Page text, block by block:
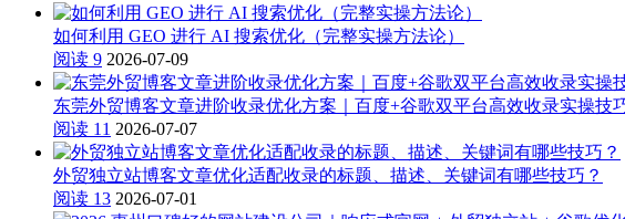
如何利用 GEO 进行 AI 搜索优化（完整实操方法论）
阅读 9 2026-07-09
东莞外贸博客文章进阶收录优化方案｜百度+谷歌双平台高效收录实操技
阅读 11 2026-07-07
外贸独立站博客文章优化适配收录的标题、描述、关键词有哪些技巧？
阅读 13 2026-07-01